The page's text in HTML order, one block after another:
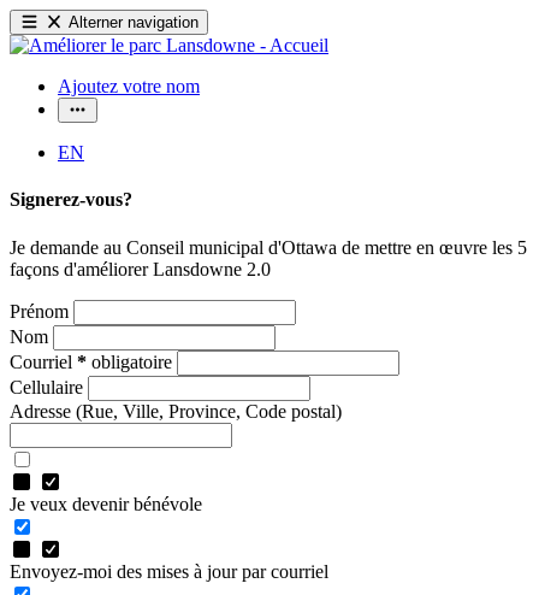
Alterner navigation
Ajoutez votre nom
EN
Signerez-vous?
Je demande au Conseil municipal d'Ottawa de mettre en œuvre les 5
façons d'améliorer Lansdowne 2.0
Prénom
Nom
Courriel * obligatoire
Cellulaire
Adresse (Rue, Ville, Province, Code postal)
Je veux devenir bénévole
Envoyez-moi des mises à jour par courriel